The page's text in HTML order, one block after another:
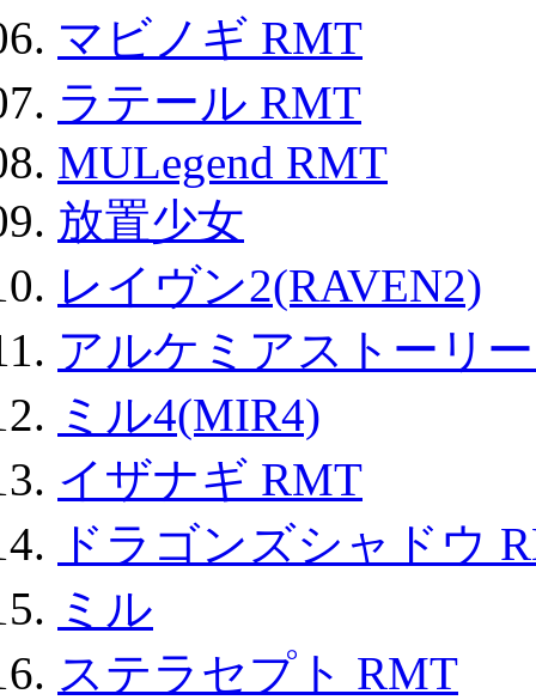
マビノギ RMT
ラテール RMT
MULegend RMT
放置少女
レイヴン2(RAVEN2)
アルケミアストーリ
ミル4(MIR4)
イザナギ RMT
ドラゴンズシャドウ
ミル
ステラセプト RMT